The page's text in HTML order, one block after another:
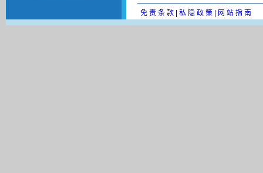
免 责 条 款| 私 隐 政 策| 网 站 指 南